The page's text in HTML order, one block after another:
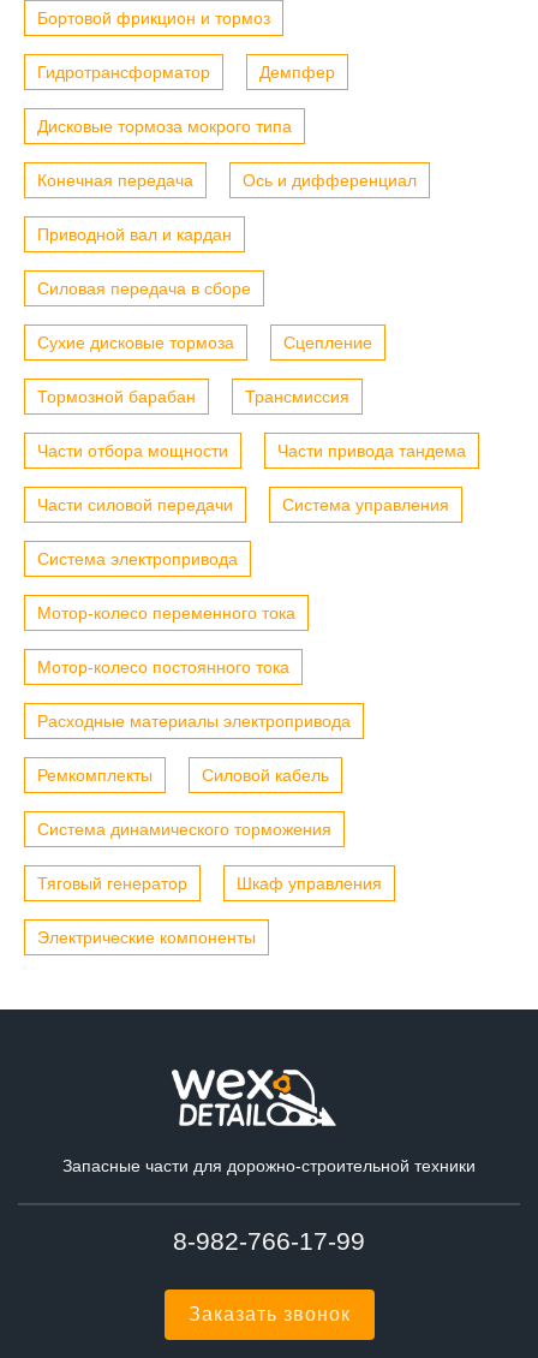
Бортовой фрикцион и тормоз
Гидротрансформатор Демпфер
Дисковые тормоза мокрого типа
Конечная передача Ось и дифференциал
Приводной вал и кардан
Силовая передача в сборе
Сухие дисковые тормоза Сцепление
Тормозной барабан Трансмиссия
Части отбора мощности Части привода тандема
Части силовой передачи Система управления
Система электропривода
Мотор-колесо переменного тока
Мотор-колесо постоянного тока
Расходные материалы электропривода
Ремкомплекты Силовой кабель
Система динамического торможения
Тяговый генератор Шкаф управления
Электрические компоненты
Запасные части для дорожно-строительной техники
8-982-766-17-99
Заказать звонок